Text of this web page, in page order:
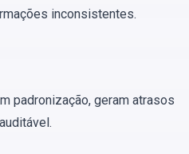
inconsistentes.
padronização, geram atrasos